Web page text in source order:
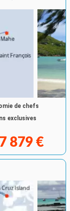
de chefs
exclusives
879 €